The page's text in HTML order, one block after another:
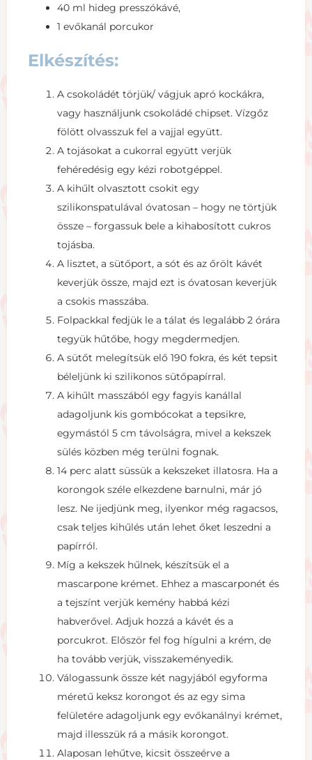
40 ml hideg presszókávé,
1 evőkanál porcukor
Elkészítés:
A csokoládét törjük/ vágjuk apró kockákra,
vagy használjunk csokoládé chipset. Vízgőz
fölött olvasszuk fel a vajjal együtt.
A tojásokat a cukorral együtt verjük
fehéredésig egy kézi robotgéppel.
A kihűlt olvasztott csokit egy
szilikonspatulával óvatosan – hogy ne törtjük
össze – forgassuk bele a kihabosított cukros
tojásba.
A lisztet, a sütőport, a sót és az őrölt kávét
keverjük össze, majd ezt is óvatosan keverjük
a csokis masszába.
Folpackkal fedjük le a tálat és legalább 2 órára
tegyük hűtőbe, hogy megdermedjen.
A sütőt melegítsük elő 190 fokra, és két tepsit
béleljünk ki szilikonos sütőpapírral.
A kihűlt masszából egy fagyis kanállal
adagoljunk kis gombócokat a tepsikre,
egymástól 5 cm távolságra, mivel a kekszek
sülés közben még terülni fognak.
14 perc alatt süssük a kekszeket illatosra. Ha a
korongok széle elkezdene barnulni, már jó
lesz. Ne ijedjünk meg, ilyenkor még ragacsos,
csak teljes kihűlés után lehet őket leszedni a
papírról.
Míg a kekszek hűlnek, készítsük el a
mascarpone krémet. Ehhez a mascarponét és
a tejszínt verjük kemény habbá kézi
habverővel. Adjuk hozzá a kávét és a
porcukrot. Először fel fog hígulni a krém, de
ha tovább verjük, visszakeményedik.
Válogassunk össze két nagyjából egyforma
méretű keksz korongot és az egy sima
felületére adagoljunk egy evőkanálnyi krémet,
majd illesszük rá a másik korongot.
Alaposan lehűtve, kicsit összeérve a